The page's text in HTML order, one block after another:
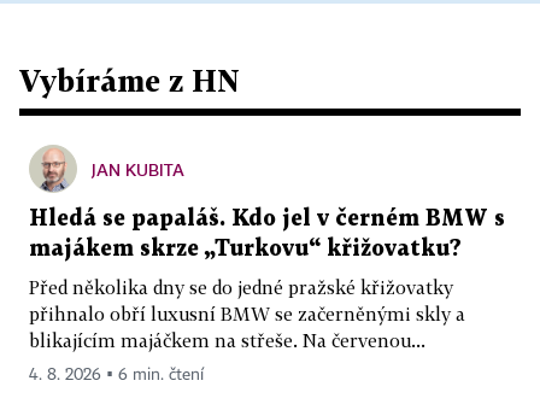
Vybíráme z HN
JAN KUBITA
Hledá se papaláš. Kdo jel v černém BMW s
majákem skrze „Turkovu“ křižovatku?
Před několika dny se do jedné pražské křižovatky
přihnalo obří luxusní BMW se začerněnými skly a
blikajícím majáčkem na střeše. Na červenou...
4. 8. 2026 ▪ 6 min. čtení